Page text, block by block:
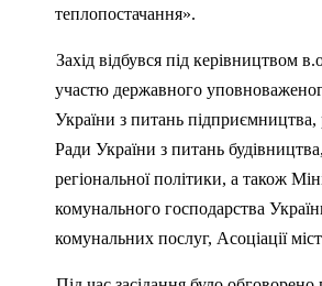
теплопостачання».
Захід відбувся під керівництвом
участю державного
України з питань підприємництва,
Ради України з питань
регіональної політики, а також
комунального господарства
комунальних послуг, Асоціації